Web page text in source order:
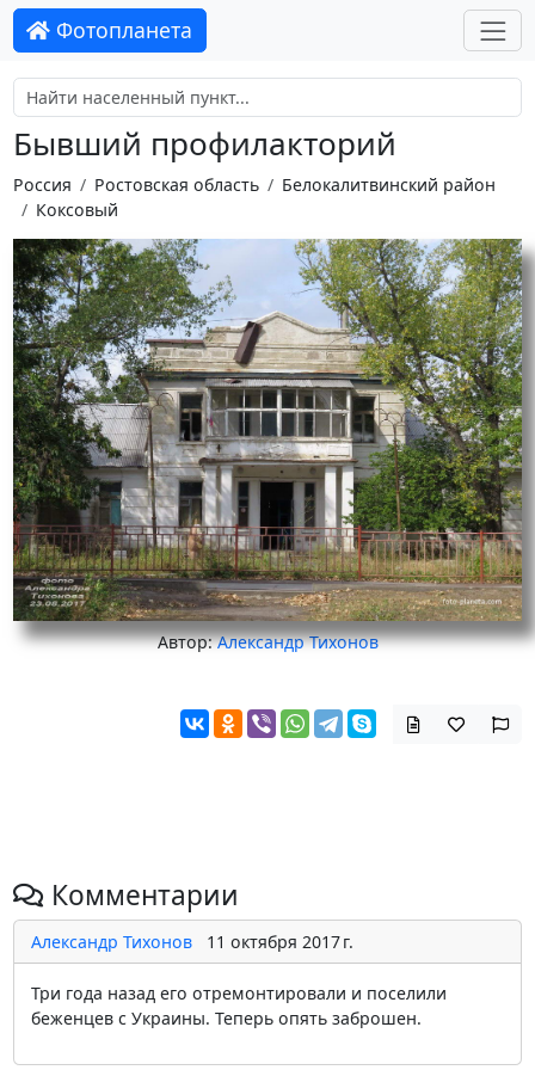
Фотопланета
Бывший профилакторий
Россия Ростовская область
Белокалитвинский район
Коксовый
Автор:Александр Тихонов
Комментарии
Александр Тихонов 11 октября 2017 г.
Три года назад его отремонтировали и поселили
беженцев с Украины. Теперь опять заброшен.